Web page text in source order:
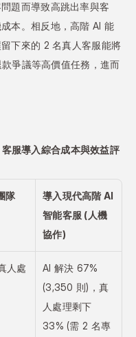
題而導致高跳出率與客
本。相反地，高階 AI 能
下來的 2 名真人客服能將
爭議等高價值任務，進而
服導入綜合成本與效益評
隊
導入現代高階 AI
智能客服 (人機
協作)
人處
AI 解決 67%
(3,350 則)，真
人處理剩下
33% (需 2 名專